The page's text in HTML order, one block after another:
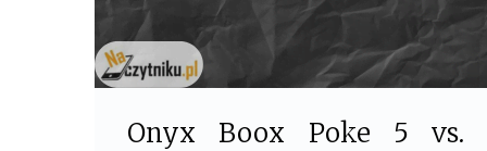
Onyx Boox Poke 5 vs.